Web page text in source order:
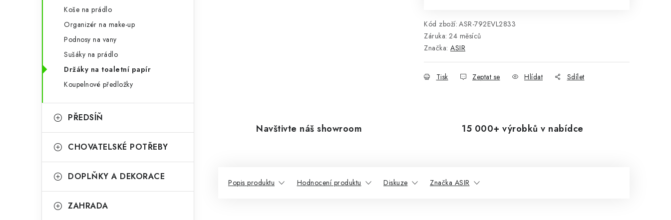
Koše na prádlo
Organizér na make-up
Podnosy na vany
Sušáky na prádlo
Držáky na toaletní papír
Koupelnové předložky
PŘEDSÍŇ
CHOVATELSKÉ POTŘEBY
DOPLŇKY A DEKORACE
ZAHRADA
Kód zboží: ASR-792EVL2833
Záruka: 24 měsíců
Značka: ASIR
Tisk Zeptat se Hlídat Sdílet
Navštivte náš showroom 15 000+ výrobků v nabídce
Popis produktu Hodnocení produktu Diskuze Značka ASIR